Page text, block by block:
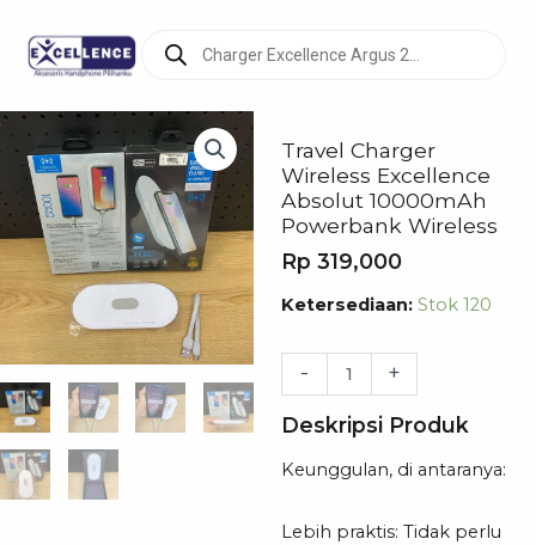
search
Travel Charger
Wireless Excellence
Absolut 10000mAh
Powerbank Wireless
Rp 319,000
Ketersediaan: Stok 120
-
Kuantitas
Charger
Wireless
Excellence
Absolut
Powerbank
+
Deskripsi Produk
Keunggulan, di antaranya:
Lebih praktis: Tidak perlu